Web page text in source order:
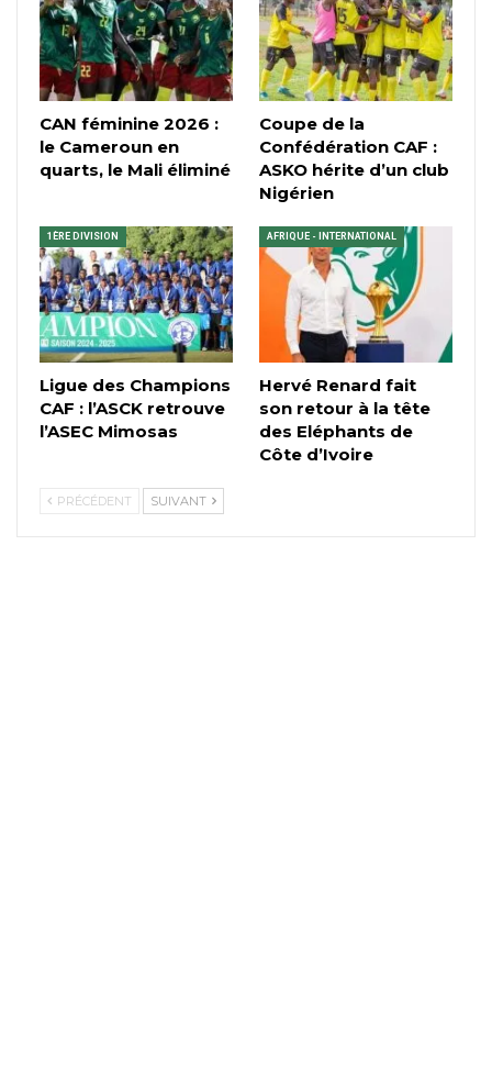
CAN féminine 2026 :
le Cameroun en
quarts, le Mali éliminé
Coupe de la
Confédération CAF :
ASKO hérite d’un club
Nigérien
1ÈRE DIVISION
Ligue des Champions
CAF : l’ASCK retrouve
l’ASEC Mimosas
AFRIQUE - INTERNATIONAL
Hervé Renard fait
son retour à la tête
des Eléphants de
Côte d’Ivoire
PRÉCÉDENT SUIVANT